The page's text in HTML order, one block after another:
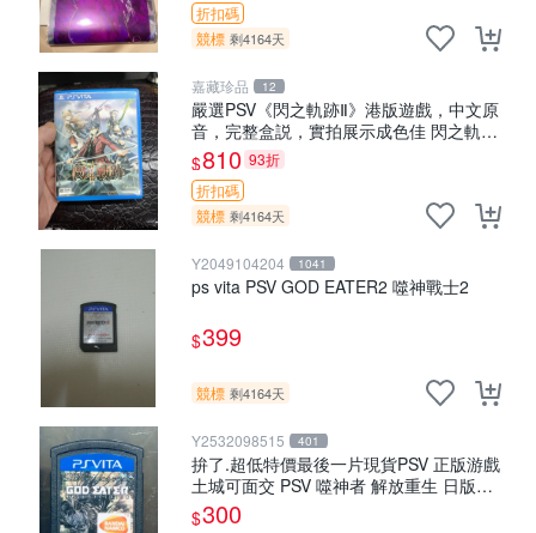
折扣碼
競標 剩4164天
嘉藏珍品 12
嚴選PSV《閃之軌跡Ⅱ》港版遊戲，中文原
音，完整盒説，實拍展示成色佳 閃之軌跡
Ⅱ PSV 港版 中文
$810 93折
折扣碼
競標 剩4164天
Y2049104204 1041
ps vita PSV GOD EATER2 噬神戰士2
$399
競標 剩4164天
Y2532098515 401
拚了.超低特價最後一片現貨PSV 正版游戲
土城可面交 PSV 噬神者 解放重生 日版
【9成新】✪裸片 二手九成新~
$300